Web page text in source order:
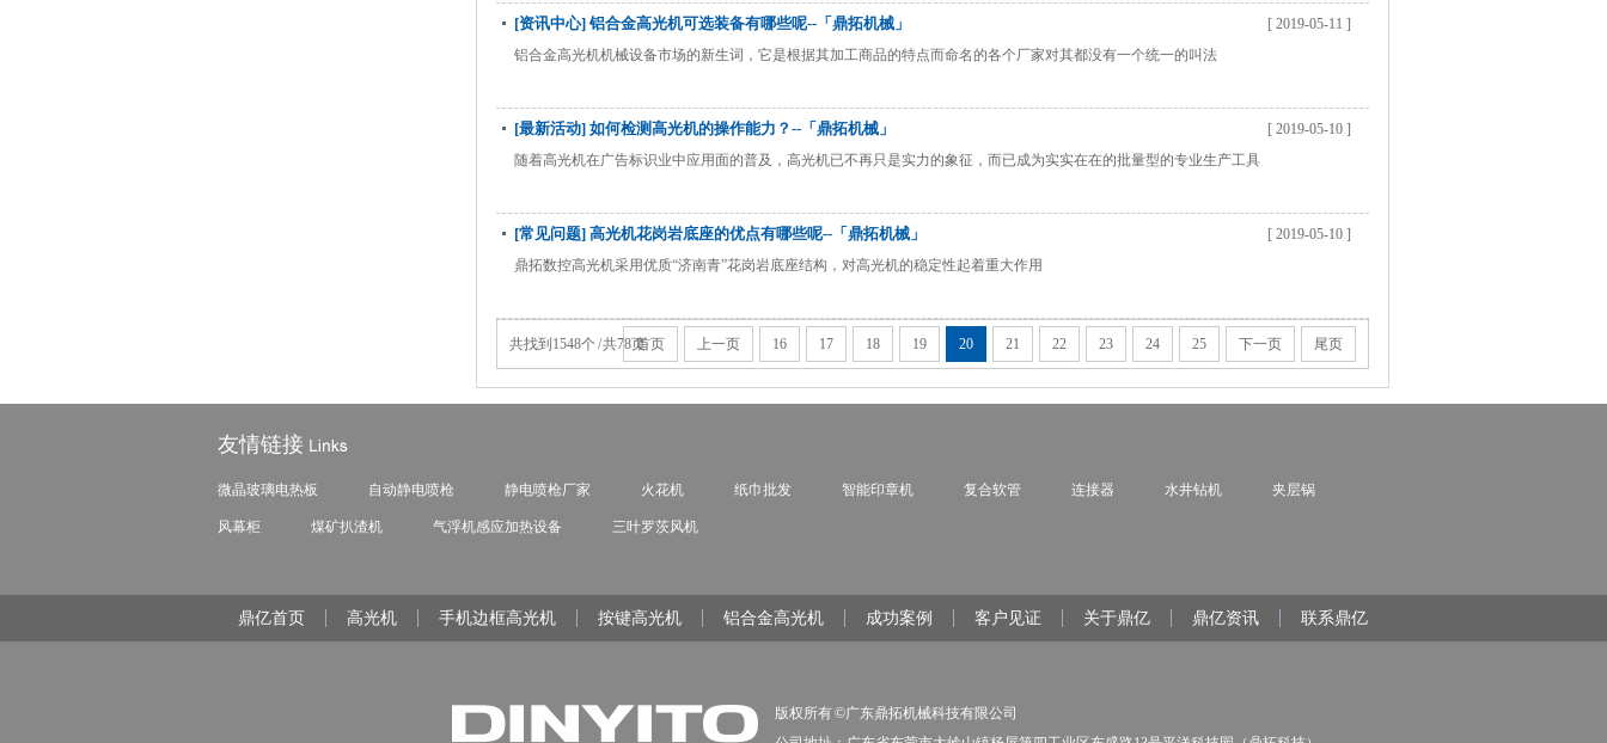
[资讯中心] 铝合金高光机可选装备有哪些呢--「鼎拓机械」
[ 2019-05-11 ]
铝合金高光机机械设备市场的新生词，它是根据其加工商品的特点而命名的各个厂家对其都没有一个统一的叫法
[最新活动] 如何检测高光机的操作能力？--「鼎拓机械」
[ 2019-05-10 ]
随着高光机在广告标识业中应用面的普及，高光机已不再只是实力的象征，而已成为实实在在的批量型的专业生产工具
[常见问题] 高光机花岗岩底座的优点有哪些呢--「鼎拓机械」
[ 2019-05-10 ]
鼎拓数控高光机采用优质“济南青”花岗岩底座结构，对高光机的稳定性起着重大作用
共找到1548个 / 共78页首页 上一页 16 17 18 19 20 21 22 23 24 25 下一页 尾页
友情链接
微晶玻璃电热板 自动静电喷枪 静电喷枪厂家 火花机 纸巾批发 智能印章机 复合软管 连接器 水井钻机 夹层锅
风幕柜 煤矿扒渣机 气浮机感应加热设备 三叶罗茨风机
鼎亿首页 高光机 手机边框高光机 按键高光机 铝合金高光机 成功案例 客户见证 关于鼎亿 鼎亿资讯 联系鼎亿
版权所有 ©广东鼎拓机械科技有限公司